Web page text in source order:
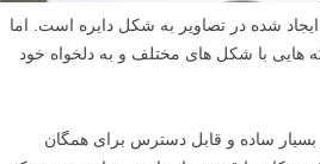
شما ایجاد کند.
قرار گرفته بود با لنز ماکرو ۱۰۵ میلیمتر نیکور ثبت کرده ام. نور ملایم
به عکس من بخشیده است. گیاهان و گل